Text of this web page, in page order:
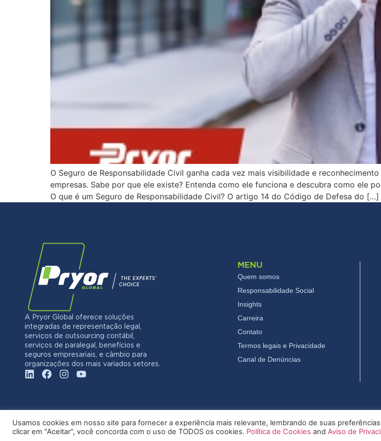
O Seguro de Responsabilidade Civil ganha cada vez mais visibilidade e
empresas. Sabe por que ele existe? Entenda como ele funciona e descubra como ele
O que é um Seguro de Responsabilidade Civil? O artigo 14 do Código de Defesa do […]
A Pryor Global oferece soluções
integradas de representação legal,
serviços de outsourcing contábil,
serviços de paralegal, benefícios e
seguros empresariais, e câmbio para
organizações dos mais variados setores.
MENU
Quem somos
Responsabilidade Social
Insights
Carreira
Contato
Termos legais e Privacidade
Canal de Denúncias
© 2026 Pryor - Todos os direitos reservados
Usamos cookies em nosso site para fornecer a experiência mais relevante, lembrando de suas
clicar em "Aceitar", você concorda com o uso de TODOS os cookies. Política de Cookies and Aviso de